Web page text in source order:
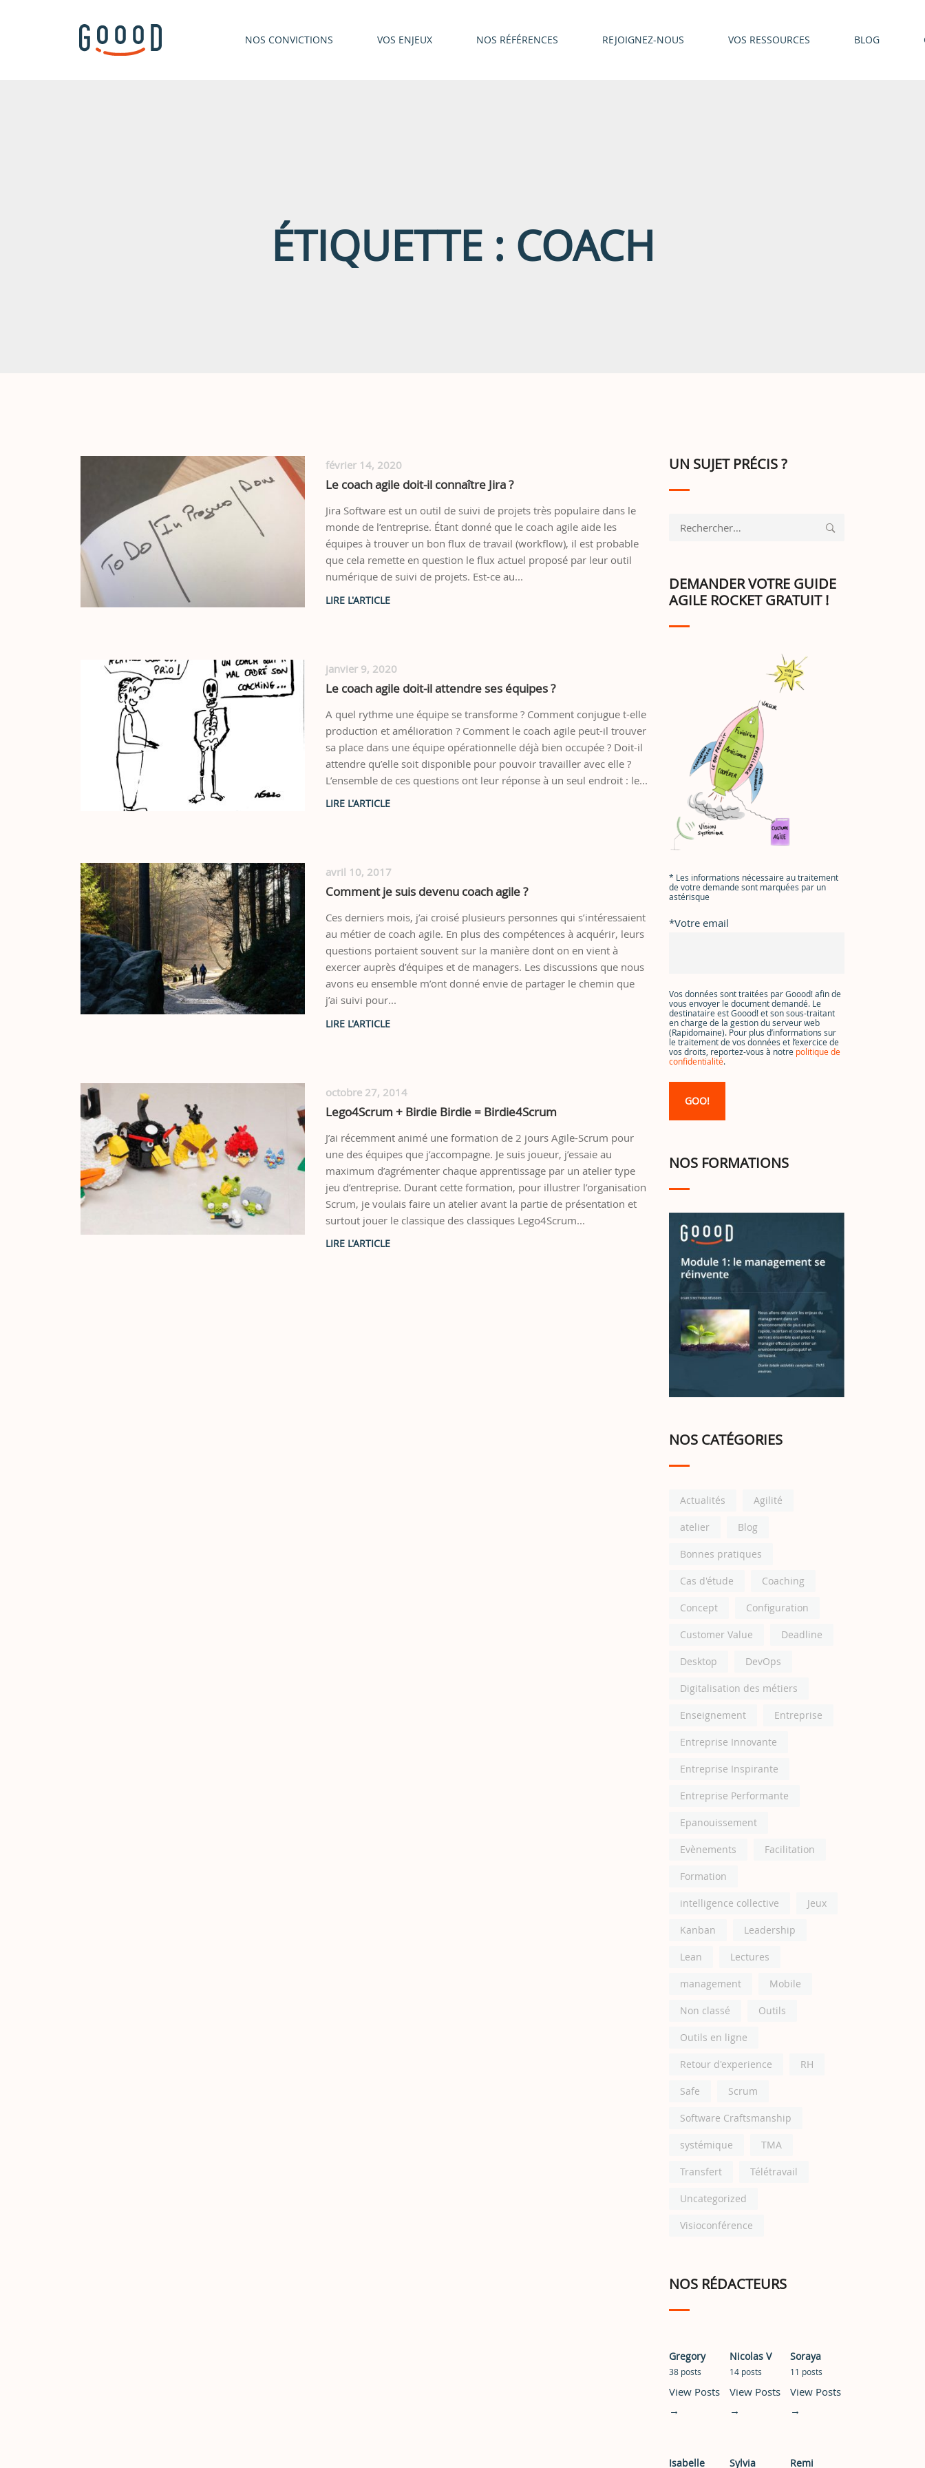
NOS CONVICTIONS VOS ENJEUX NOS RÉFÉRENCES REJOIGNEZ-NOUS VOS RESSOURCES BLOG
ÉTIQUETTE : COACH
février 14, 2020
Le coach agile doit-il connaître Jira ?
Jira Software est un outil de suivi de projets très populaire dans le
monde de l’entreprise. Étant donné que le coach agile aide les
équipes à trouver un bon flux de travail (workflow), il est probable
que cela remette en question le flux actuel proposé par leur outil
numérique de suivi de projets. Est-ce au...
janvier 9, 2020
Le coach agile doit-il attendre ses équipes ?
A quel rythme une équipe se transforme ? Comment conjugue t-elle
production et amélioration ? Comment le coach agile peut-il trouver
sa place dans une équipe opérationnelle déjà bien occupée ? Doit-il
attendre qu’elle soit disponible pour pouvoir travailler avec elle ?
L’ensemble de ces questions ont leur réponse à un seul endroit : le...
avril 10, 2017
Comment je suis devenu coach agile ?
Ces derniers mois, j’ai croisé plusieurs personnes qui s’intéressaient
au métier de coach agile. En plus des compétences à acquérir, leurs
questions portaient souvent sur la manière dont on en vient à
exercer auprès d’équipes et de managers. Les discussions que nous
avons eu ensemble m’ont donné envie de partager le chemin que
j’ai suivi pour...
octobre 27, 2014
Lego4Scrum + Birdie Birdie = Birdie4Scrum
J’ai récemment animé une formation de 2 jours Agile-Scrum pour
une des équipes que j’accompagne. Je suis joueur, j’essaie au
maximum d’agrémenter chaque apprentissage par un atelier type
jeu d’entreprise. Durant cette formation, pour illustrer l’organisation
Scrum, je voulais faire un atelier avant la partie de présentation et
surtout jouer le classique des classiques Lego4Scrum...
UN SUJET PRÉCIS ?
Rechercher :
DEMANDER VOTRE GUIDE
AGILE ROCKET GRATUIT !
* Les informations nécessaire au traitement
de votre demande sont marquées par un
astérisque
*Votre email
Vos données sont traitées par Goood! afin de
vous envoyer le document demandé. Le
destinataire est Goood! et son sous-traitant
en charge de la gestion du serveur web
(Rapidomaine). Pour plus d’informations sur
le traitement de vos données et l’exercice de
vos droits, reportez-vous à notre politique de
confidentialité.
NOS FORMATIONS
NOS CATÉGORIES
Actualités Agilité
atelier Blog
Bonnes pratiques
Cas d'étude Coaching
Concept Configuration
Customer Value Deadline
Desktop DevOps
Digitalisation des métiers
Enseignement Entreprise
Entreprise Innovante
Entreprise Inspirante
Entreprise Performante
Epanouissement
Evènements Facilitation
Formation
intelligence collective Jeux
Kanban Leadership
Lean Lectures
management Mobile
Non classé Outils
Outils en ligne
Retour d'experience RH
Safe Scrum
Software Craftsmanship
systémique TMA
Transfert Télétravail
Uncategorized
Visioconférence
NOS RÉDACTEURS
Gregory
38 posts
View Posts
→
Nicolas V
14 posts
View Posts
→
Soraya
11 posts
View Posts
→
Isabelle Sylvia Remi